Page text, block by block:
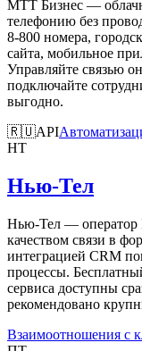
МТТ Бизнес —
телефонию без
8-800 номера,
сайта, мобильное
Управляйте связью
подключайте
выгодно.
🇷🇺API
НТ
Нью-Тел
Нью-Тел — оператор
качеством связи в
интеграцией CRM
процессы.
сервиса доступны
рекомендовано
Взаимоотношения с